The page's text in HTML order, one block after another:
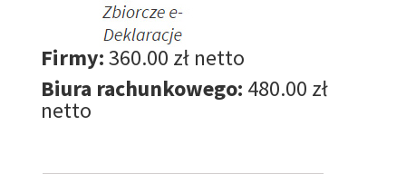
Firmy:360.00 zł netto
Biura rachunkowego: 480.00 zł
netto